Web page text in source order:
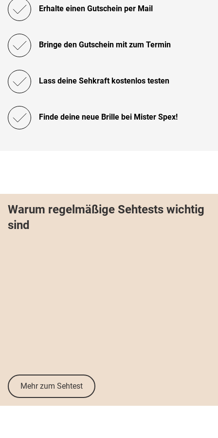
Erhalte einen Gutschein per Mail
Bringe den Gutschein mit zum Termin
Lass deine Sehkraft kostenlos testen
Finde deine neue Brille bei Mister Spex!
Warum regelmäßige Sehtests wichtig
sind
Mehr zum Sehtest